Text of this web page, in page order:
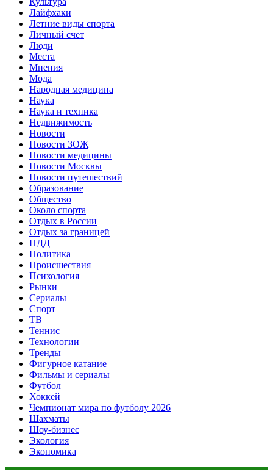
Лайфхаки
Летние виды спорта
Личный счет
Люди
Места
Мнения
Мода
Народная медицина
Наука
Наука и техника
Недвижимость
Новости
Новости ЗОЖ
Новости медицины
Новости Москвы
Новости путешествий
Образование
Общество
Около спорта
Отдых в России
Отдых за границей
ПДД
Политика
Происшествия
Психология
Рынки
Сериалы
Спорт
ТВ
Теннис
Технологии
Тренды
Фигурное катание
Фильмы и сериалы
Футбол
Хоккей
Чемпионат мира по футболу 2026
Шахматы
Шоу-бизнес
Экология
Экономика